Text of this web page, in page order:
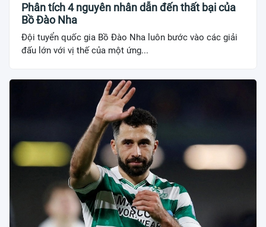
Phân tích 4 nguyên nhân dẫn đến thất bại của
Bồ Đào Nha
Đội tuyển quốc gia Bồ Đào Nha luôn bước vào các giải
đấu lớn với vị thế của một ứng...